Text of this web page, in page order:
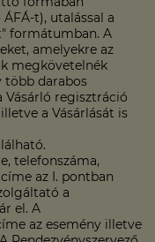
t), utalással a
formátumban. A
amelyekre az
megkövetelnék
több darabos
Vásárló regisztráció
a Vásárlását is
telefonszáma,
az I. pontban
a
el. A
az esemény illetve